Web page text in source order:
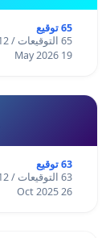
65 توقيع
65 التوقيعات / 12 أشهر
19 May 2026
63 توقيع
63 التوقيعات / 12 أشهر
26 Oct 2025